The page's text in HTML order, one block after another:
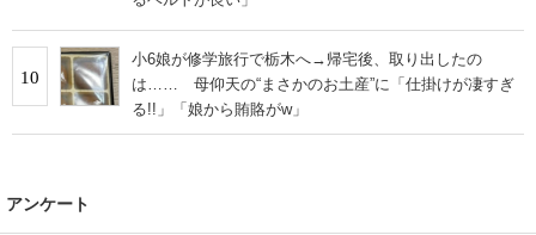
10
小6娘が修学旅行で栃木へ→帰宅後、取り出したの
は…… 母仰天の“まさかのお土産”に「仕掛けが凄すぎ
る!!」「娘から賄賂がw」
アンケート